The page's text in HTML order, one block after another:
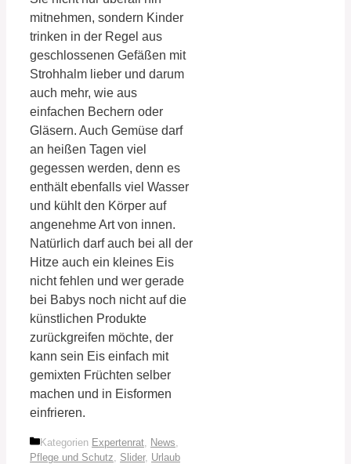
mitnehmen, sondern Kinder
trinken in der Regel aus
geschlossenen Gefäßen mit
Strohhalm lieber und darum
auch mehr, wie aus
einfachen Bechern oder
Gläsern. Auch Gemüse darf
an heißen Tagen viel
gegessen werden, denn es
enthält ebenfalls viel Wasser
und kühlt den Körper auf
angenehme Art von innen.
Natürlich darf auch bei all der
Hitze auch ein kleines Eis
nicht fehlen und wer gerade
bei Babys noch nicht auf die
künstlichen Produkte
zurückgreifen möchte, der
kann sein Eis einfach mit
gemixten Früchten selber
machen und in Eisformen
einfrieren.
Kategorien Expertenrat News
Pflege und Schutz
Slider, Urlaub